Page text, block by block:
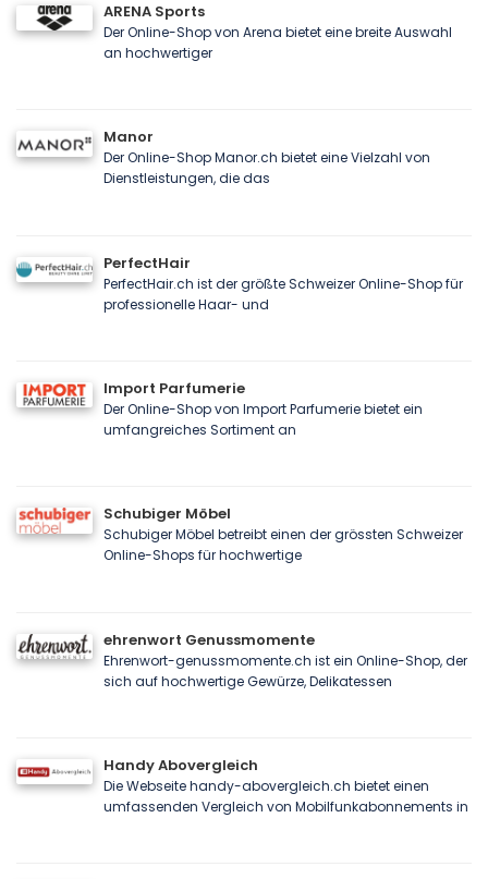
ARENA Sports
Der Online-Shop von Arena bietet eine breite Auswahl
an hochwertiger
Manor
Der Online-Shop Manor.ch bietet eine Vielzahl von
Dienstleistungen, die das
PerfectHair
PerfectHair.ch ist der größte Schweizer Online-Shop für
professionelle Haar- und
Import Parfumerie
Der Online-Shop von Import Parfumerie bietet ein
umfangreiches Sortiment an
Schubiger Möbel
Schubiger Möbel betreibt einen der grössten Schweizer
Online-Shops für hochwertige
ehrenwort Genussmomente
Ehrenwort-genussmomente.ch ist ein Online-Shop, der
sich auf hochwertige Gewürze, Delikatessen
Handy Abovergleich
Die Webseite handy-abovergleich.ch bietet einen
umfassenden Vergleich von Mobilfunkabonnements in